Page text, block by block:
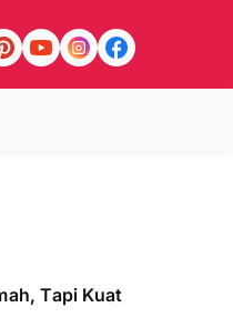
Tapi Kuat